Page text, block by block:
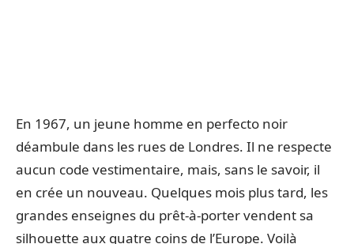
En 1967, un jeune homme en perfecto noir
déambule dans les rues de Londres. Il ne respecte
aucun code vestimentaire, mais, sans le savoir, il
en crée un nouveau. Quelques mois plus tard, les
grandes enseignes du prêt-à-porter vendent sa
silhouette aux quatre coins de l’Europe. Voilà